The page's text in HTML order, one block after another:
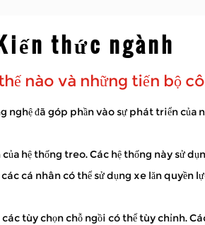
chuyển trong nhà, cộng đồng và hơn
thức ngành
nào và những tiến bộ
đã góp phần vào sự phát triển của
hệ thống treo. Các hệ thống này sử
cá nhân có thể sử dụng xe lăn quyền
tùy chọn chỗ ngồi có thể tùy chỉnh.